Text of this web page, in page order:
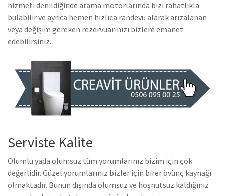
hizmeti denildiğinde arama motorlarında bizi rahatlıkla
bulabilir ve ayrıca hemen hızlıca randevu alarak arızalanan
veya değişim gereken rezervuarınızı bizlere emanet
edebilirsiniz.
Serviste Kalite
Olumlu yada olumsuz tüm yorumlarınız bizim için çok
değerlidir. Güzel yorumlarınız bizler için birer övünç kaynağı
olmaktadır. Bunun dışında olumsuz ve hoşnutsuz kaldığınız